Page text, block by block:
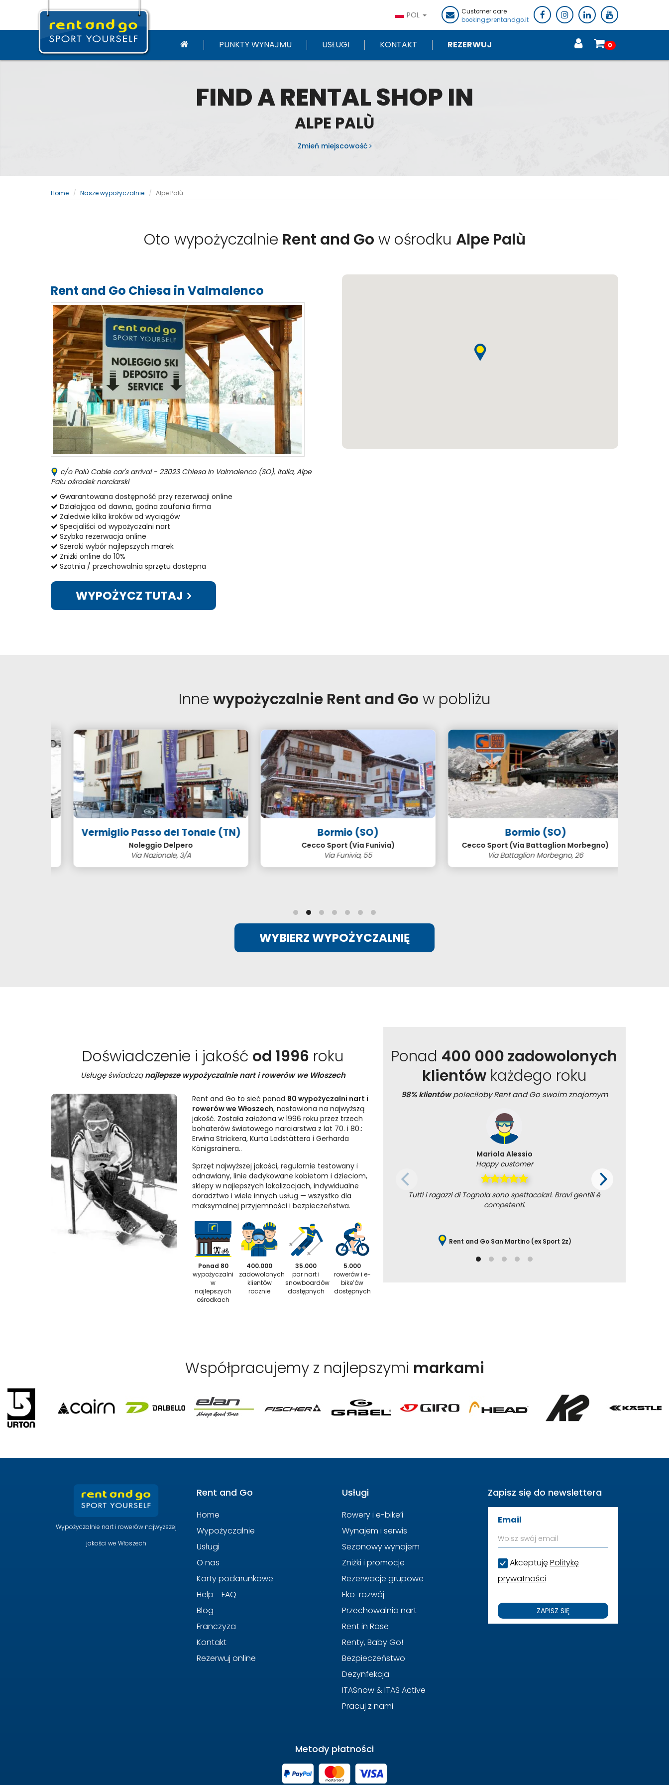
POL
Customer care
booking@rentandgo.it
PUNKTY WYNAJMU USŁUGI KONTAKT REZERWUJ 0
FIND A RENTAL SHOP IN
ALPE PALÙ
Zmień miejscowość
Home Nasze wypożyczalnie Alpe Palù
Oto wypożyczalnie Rent and Go w ośrodku Alpe Palù
Rent and Go Chiesa in Valmalenco
c/o Palù Cable car's arrival - 23023 Chiesa In Valmalenco (SO), Italia, Alpe
Palu ośrodek narciarski
Gwarantowana dostępność przy rezerwacji online
Działająca od dawna, godna zaufania firma
Zaledwie kilka kroków od wyciągów
Specjaliści od wypożyczalni nart
Szybka rezerwacja online
Szeroki wybór najlepszych marek
Zniżki online do 10%
Szatnia / przechowalnia sprzętu dostępna
WYPOŻYCZ TUTAJ
Inne wypożyczalnie Rent and Go w pobliżu
Vermiglio Passo del Tonale (TN)
Noleggio Delpero
Via Nazionale, 3/A
Bormio (SO)
Cecco Sport (Via Funivia)
Via Funivia, 55
Bormio (SO)
Cecco Sport (Via Battaglion Morbegno)
Via Battaglion Morbegno, 26
WYBIERZ WYPOŻYCZALNIĘ
Ponad 400 000 zadowolonych
klientówkażdego roku
98% klientówpoleciłoby Rent and Go swoim znajomym
Mariola Alessio
Happy customer
Tutti i ragazzi di Tognola sono spettacolari. Bravi gentili è
competenti.
Rent and Go San Martino (ex Sport 2z)
Doświadczenie i jakość od 1996 roku
Usługę świadcząnajlepsze wypożyczalnie nart i rowerów we Włoszech
Rent and Go to sieć ponad 80 wypożyczalni nart i
rowerów we Włoszech, nastawiona na najwyższą
jakość. Została założona w 1996 roku przez trzech
bohaterów światowego narciarstwa z lat 70. i 80.:
Erwina Strickera, Kurta Ladstättera i Gerharda
Königsrainera..
Sprzęt najwyższej jakości, regularnie testowany i
odnawiany, linie dedykowane kobietom i dzieciom,
sklepy w najlepszych lokalizacjach, indywidualne
doradztwo i wiele innych usług — wszystko dla
maksymalnej przyjemności i bezpieczeństwa.
Ponad 80
wypożyczalni
w
najlepszych
ośrodkach
400.000
zadowolonych
klientów
rocznie
35.000
par nart i
snowboardów
dostępnych
5.000
rowerów i e-
bike’ów
dostępnych
Współpracujemy z najlepszymi markami
Wypożyczalnie nart i rowerów najwyższej
jakości we Włoszech
Rent and Go
Home
Wypożyczalnie
Usługi
O nas
Karty podarunkowe
Help - FAQ
Blog
Franczyza
Kontakt
Rezerwuj online
Usługi
Rowery i e-bike’i
Wynajem i serwis
Sezonowy wynajem
Zniżki i promocje
Rezerwacje grupowe
Eko-rozwój
Przechowalnia nart
Rent in Rose
Renty, Baby Go!
Bezpieczeństwo
Dezynfekcja
ITASnow & ITAS Active
Pracuj z nami
Zapisz się do newslettera
Email
AkceptujęPolitykę
prywatności
ZAPISZ SIĘ
Metody płatności